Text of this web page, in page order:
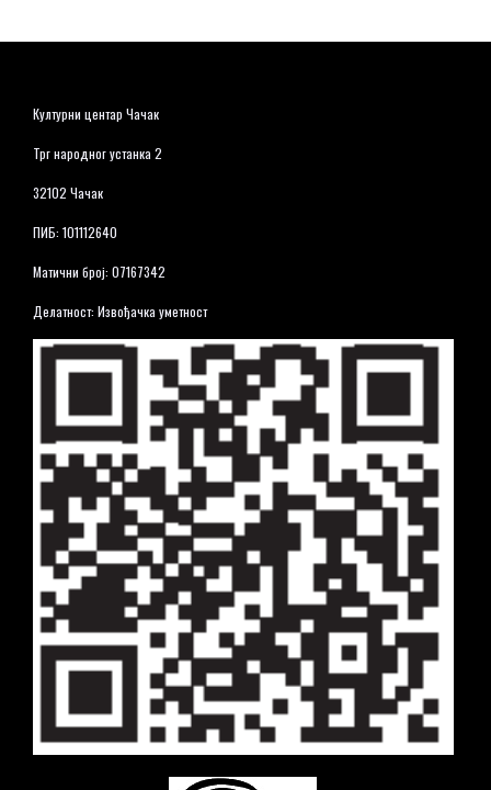
Културни центар Чачак
Трг народног устанка 2
32102 Чачак
ПИБ: 101112640
Матични број: 07167342
Делатност: Извођачка уметност